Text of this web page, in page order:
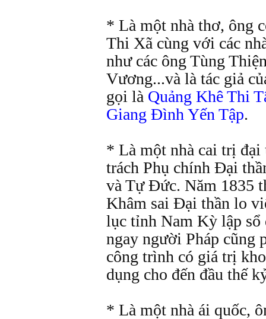
* Là một nhà thơ, ông
Thi Xã cùng với các
như các ông Tùng
Vương...và là tác giả
gọi là Quảng Khê Thi
Giang Đình Yến Tập.
* Là một nhà cai trị
trách Phụ chính Đại
và Tự Đức. Năm 1835
Khâm sai Đại thần lo
lục tỉnh Nam Kỳ lập sổ
ngay người Pháp cũng
công trình có giá trị
dụng cho đến đầu thế
* Là một nhà ái quốc,